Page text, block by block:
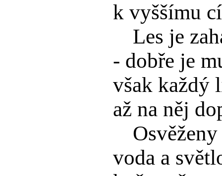
k vyššímu
Les je
- dobře je
však každý
až na něj
voda a